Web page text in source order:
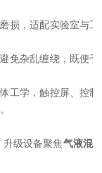
损，适配实验室与工
免杂乱缠绕，既便于
工学，触控屏、控制
级设备聚焦气液混